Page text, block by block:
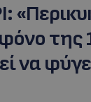
της
να